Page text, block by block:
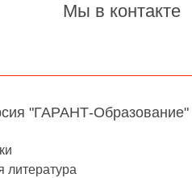
Мы в контакте
"ГАРАНТ-Образование"
литература